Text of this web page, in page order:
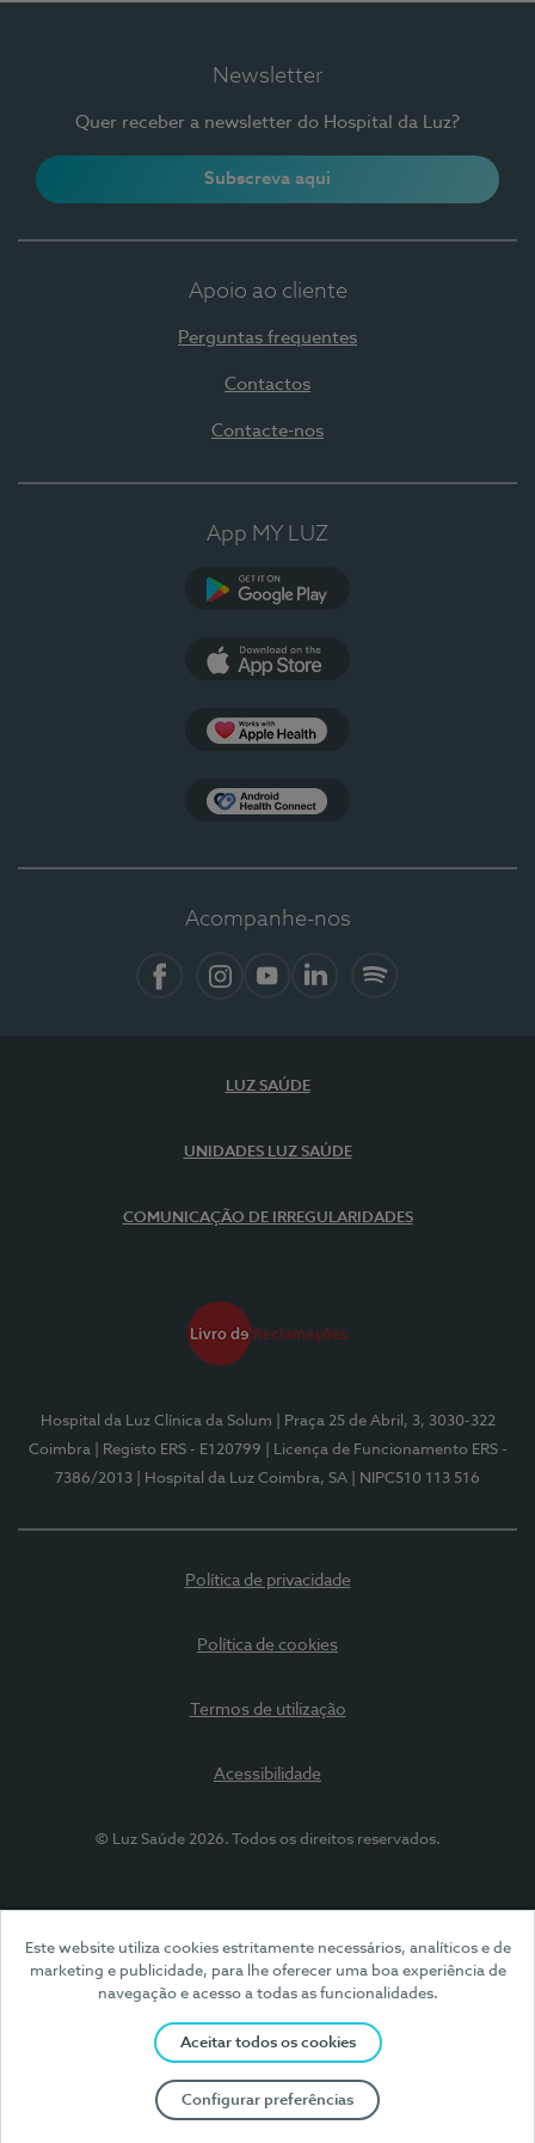
Este website utiliza cookies estritamente necessários, analíticos e de
marketing e publicidade, para lhe oferecer uma boa experiência de
navegação e acesso a todas as funcionalidades.
Aceitar todos os cookies
Configurar preferências
Newsletter
Quer receber a newsletter do Hospital da Luz?
Subscreva aqui
Apoio ao cliente
Perguntas frequentes
Contactos
Contacte-nos
App MY LUZ
Acompanhe-nos
LUZ SAÚDE
UNIDADES LUZ SAÚDE
COMUNICAÇÃO DE IRREGULARIDADES
Hospital da Luz Clínica da Solum
| Praça 25 de Abril, 3, 3030-322
Coimbra
| Registo ERS - E120799
| Licença de Funcionamento ERS -
7386/2013
| Hospital da Luz Coimbra, SA | NIPC510 113 516
Política de privacidade
Política de cookies
Termos de utilização
Acessibilidade
© Luz Saúde 2026. Todos os direitos reservados.